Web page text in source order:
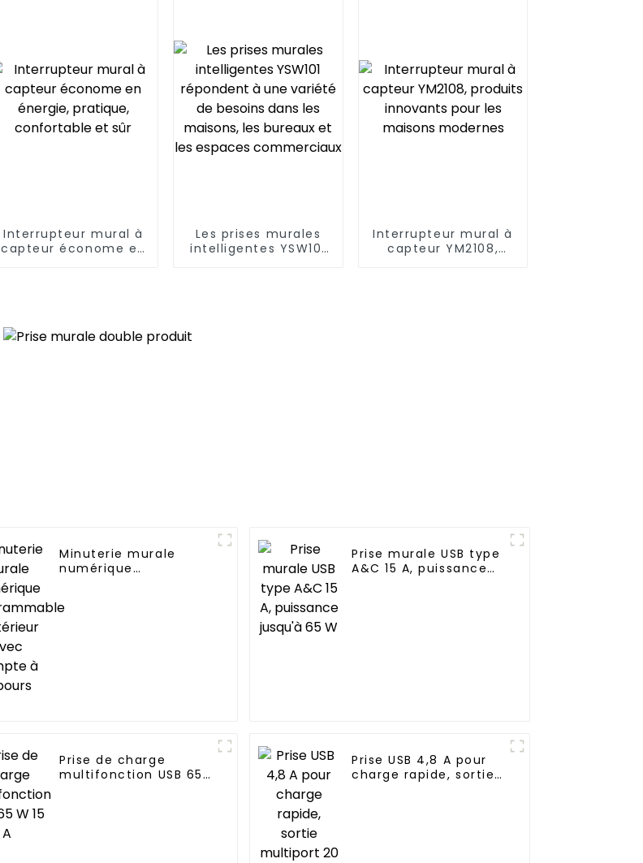
Interrupteur mural à
capteur économe en
Les prises murales
intelligentes YSW101
Interrupteur mural à
capteur YM2108,
Minuterie murale
numérique
compte à rebours
Prise murale USB type
A&C 15 A, puissance
Prise de charge
multifonction USB 65
Prise USB 4,8 A pour
charge rapide, sortie